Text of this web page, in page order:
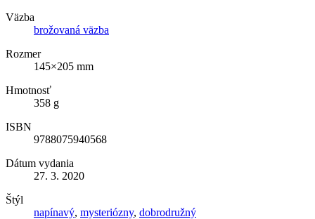
Väzba
brožovaná väzba
Rozmer
145×205 mm
Hmotnosť
358 g
ISBN
9788075940568
Dátum vydania
27. 3. 2020
Štýl
napínavý, mysteriózny, dobrodružný